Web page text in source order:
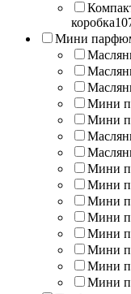
коробка
Мини
Мини
Мини
Мини
Мини
Мини
Мини
Мини
Мини
Мини
Мини